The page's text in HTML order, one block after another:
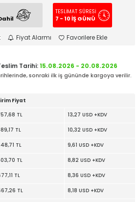
TESLİMAT SÜRESİ
7 - 10 İŞ GÜNÜ
Fiyat Alarmı Favorilere Ekle
Tarihi:15.08.2026 - 20.08.2026
sonraki ilk iş gününde kargoya verilir.
Fiyat
TL 13,27 USD +KDV
TL 10,32 USD +KDV
TL 9,61 USD +KDV
TL 8,82 USD +KDV
TL 8,36 USD +KDV
TL 8,18 USD +KDV